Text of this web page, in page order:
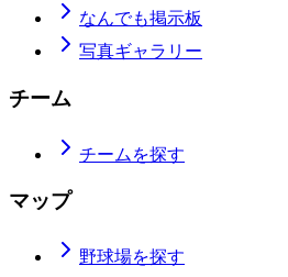
なんでも掲示板
写真ギャラリー
チーム
チームを探す
マップ
野球場を探す